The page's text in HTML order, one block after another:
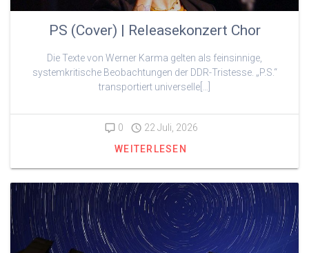
PS (Cover) | Releasekonzert Chor
Die Texte von Werner Karma gelten als feinsinnige,
systemkritische Beobachtungen der DDR-Tristesse. „P.S.“
transportiert universelle[…]
0
22 Juli, 2026
WEITERLESEN